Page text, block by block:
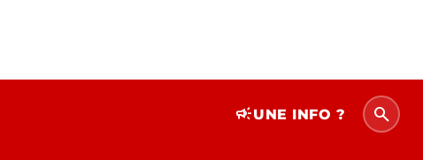
campaignUNE INFO ? search